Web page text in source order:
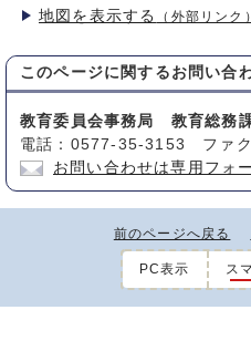
地図を表示する （外部リンク）
このページに関する お問い合
教育委員会事務局 教育総務
電話：0577-35-3153 ファ
お問い合わせは専用フォ
前のページへ戻る
PC表示 ス